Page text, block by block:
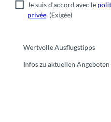
Je suis d'accord avec le
privée. (Exigée)
Wertvolle Ausflugstipps
Infos zu aktuellen Angeboten